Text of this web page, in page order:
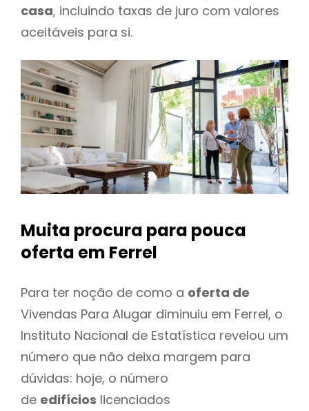
casa, incluindo taxas de juro com valores
aceitáveis para si.
Muita procura para pouca
oferta em Ferrel
Para ter noção de como a oferta de
Vivendas Para Alugar diminuiu em Ferrel, o
Instituto Nacional de Estatística revelou um
número que não deixa margem para
dúvidas: hoje, o número
de edifícios licenciados